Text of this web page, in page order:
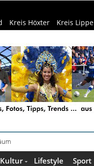
Kreis Höxter Kreis Lippe
Kultur Lifestyle Sport